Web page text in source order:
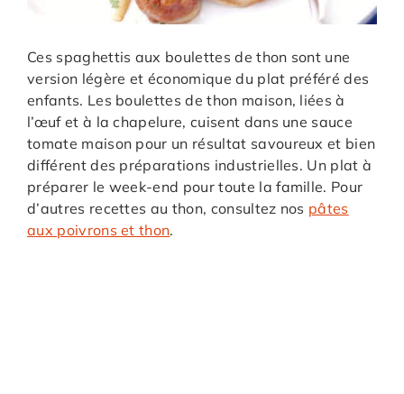
Ces spaghettis aux boulettes de thon sont une
version légère et économique du plat préféré des
enfants. Les boulettes de thon maison, liées à
l’œuf et à la chapelure, cuisent dans une sauce
tomate maison pour un résultat savoureux et bien
différent des préparations industrielles. Un plat à
préparer le week-end pour toute la famille. Pour
d’autres recettes au thon, consultez nos pâtes
aux poivrons et thon.